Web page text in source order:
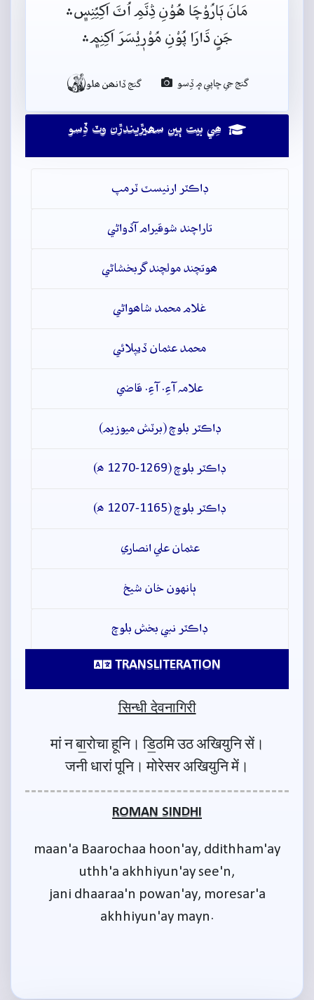
مَانَ ٻَارُوْچَا هُوْنِ ڎِٽَمِ اُٽَ اَکِيُنِس﮼﮶
جَنٍ ڌَارَا پُوْنِ مُوْرٖيْسَرَ اَکِنِم﮼﮶
گنج جي ڇاپي ۾ ڏِسو گنج ڏانھن ھلو
ھِي بيت ٻين سھيڙيندڙن وٽ ڏِسو
ڊاڪٽر ارنيسٽ ٽرمپ
تاراچند شوقيرام آڏواڻي
ھوتچند مولچند گربخشاڻي
غلام محمد شاھواڻي
محمد عثمان ڏيپلائي
علامہ آءِ. آءِ. قاضي
ڊاڪٽر بلوچ (برٽش ميوزيم)
ڊاڪٽر بلوچ (1269-1270 ھ)
ڊاڪٽر بلوچ (1165-1207 ھ)
عثمان علي انصاري
ٻانهون خان شيخ
ڊاڪٽر نبي بخش بلوچ
TRANSLITERATION
सिन्धी देवनागिरी
मां न बा॒रोचा हूनि। डि॒ठमि उठ अखियुनि सें।
जनी धारां पूनि। मोरेसर अखियुनि में।
ROMAN SINDHI
maan'a Baarochaa hoon'ay, ddithham'ay
uthh'a akhhiyun'ay see'n,
jani dhaaraa'n powan'ay, moresar'a
akhhiyun'ay mayn.